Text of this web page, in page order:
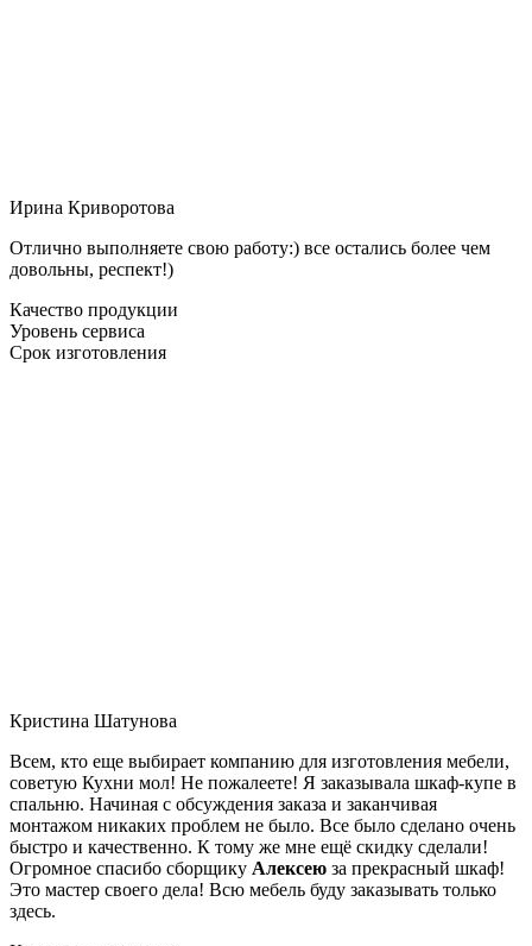
Ирина Криворотова
Отлично выполняете свою работу:) все остались более чем
довольны, респект!)
Качество продукции
Уровень сервиса
Срок изготовления
Кристина Шатунова
Всем, кто еще выбирает компанию для изготовления мебели,
советую Кухни мол! Не пожалеете! Я заказывала шкаф-купе в
спальню. Начиная с обсуждения заказа и заканчивая
монтажом никаких проблем не было. Все было сделано очень
быстро и качественно. К тому же мне ещё скидку сделали!
Огромное спасибо сборщику Алексею за прекрасный шкаф!
Это мастер своего дела! Всю мебель буду заказывать только
здесь.